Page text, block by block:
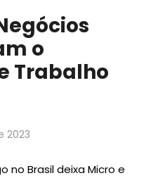
o
Trabalho
2023
no Brasil deixa Micro e